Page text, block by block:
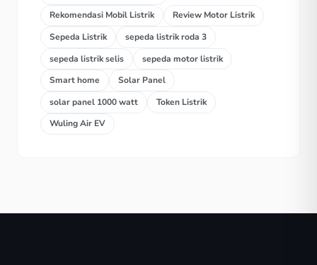
Rekomendasi Mobil Listrik
Review Motor Listrik
Sepeda Listrik
sepeda listrik roda 3
sepeda listrik selis
sepeda motor listrik
Smart home
Solar Panel
solar panel 1000 watt
Token Listrik
Wuling Air EV